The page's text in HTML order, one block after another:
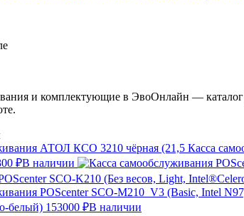
и комплектующие в ЭвоОнлайн —
Касса
₽В наличии
SCO-K210 (Без весов, Light,
белый) 153000 ₽В наличии